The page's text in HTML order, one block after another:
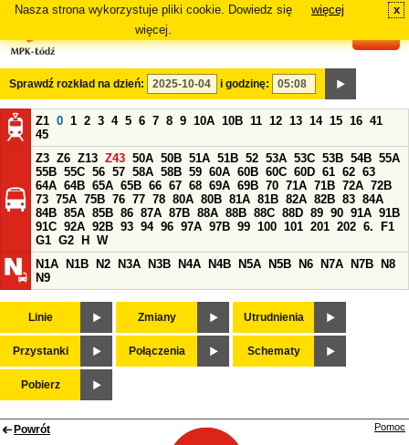
Nasza strona wykorzystuje pliki cookie. Dowiedz się
więcej.
więcej x
Sprawdź rozkład na dzień: i godzinę:
Z1 0 1 2 3 4 5 6 7 8 9 10A 10B 11 12 13 14 15 16 41
45
Z3 Z6 Z13 Z43 50A 50B 51A 51B 52 53A 53C 53B 54B 55A
55B 55C 56 57 58A 58B 59 60A 60B 60C 60D 61 62 63
64A 64B 65A 65B 66 67 68 69A 69B 70 71A 71B 72A 72B
73 75A 75B 76 77 78 80A 80B 81A 81B 82A 82B 83 84A
84B 85A 85B 86 87A 87B 88A 88B 88C 88D 89 90 91A 91B
91C 92A 92B 93 94 96 97A 97B 99 100 101 201 202 6.
F1
G1 G2 H
W
N1A
N1B N2 N3A N3B N4A N4B N5A N5B N6 N7A N7B
N8
N9
Linie Zmiany Utrudnienia
Przystanki Połączenia Schematy
Pobierz
Powrót Pomoc